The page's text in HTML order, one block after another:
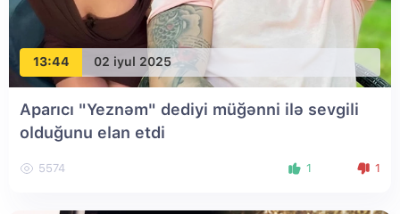
13:44 02 iyul 2025
Aparıcı "Yeznəm" dediyi müğənni ilə sevgili
olduğunu elan etdi
5574 1 1